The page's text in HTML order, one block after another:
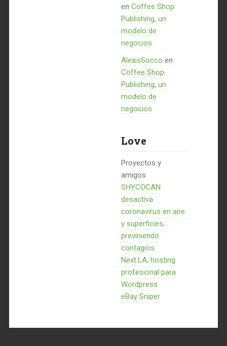
en Coffee Shop
Publishing, un
modelo de
negocios
AlexisSocco en
Coffee Shop
Publishing, un
modelo de
negocios
Love
Proyectos y
amigos
SHYCOCAN
desactiva
coronavirus en aire
y superficies,
previniendo
contagios.
Next.LA, hosting
profesional para
Wordpress
eBay Sniper